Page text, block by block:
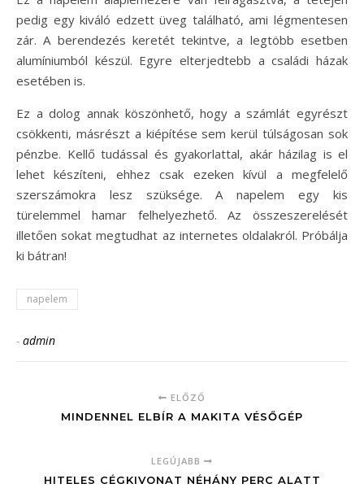
pedig egy kiváló edzett üveg található, ami légmentesen
zár. A berendezés keretét tekintve, a legtöbb esetben
alumíniumból készül. Egyre elterjedtebb a családi házak
esetében is.
Ez a dolog annak köszönhető, hogy a számlát egyrészt
csökkenti, másrészt a kiépítése sem kerül túlságosan sok
pénzbe. Kellő tudással és gyakorlattal, akár házilag is el
lehet készíteni, ehhez csak ezeken kívül a megfelelő
szerszámokra lesz szüksége. A napelem egy kis
türelemmel hamar felhelyezhető. Az összeszerelését
illetően sokat megtudhat az internetes oldalakról. Próbálja
ki bátran!
napelem
- admin
ELŐZŐ
MINDENNEL ELBÍR A MAKITA VÉSŐGÉP
LEGÚJABB
HITELES CÉGKIVONAT NÉHÁNY PERC ALATT